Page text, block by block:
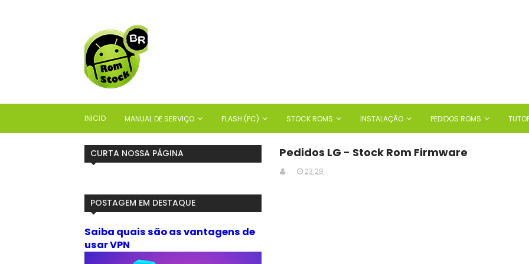
INICIO MANUAL DE SERVIÇO FLASH (PC) STOCK ROMS INSTALAÇÃO PEDIDOS ROMS
Pedidos LG - Stock Rom Firmware
. 23:28
CURTA NOSSA PÁGINA
POSTAGEM EM DESTAQUE
Saiba quais são as vantagens de
usar VPN